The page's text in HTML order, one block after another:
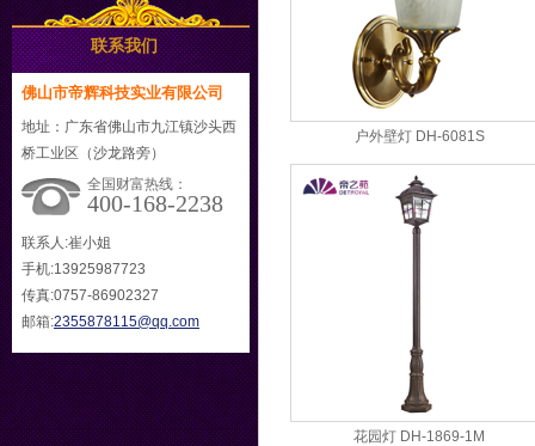
联系我们
佛山市帝辉科技实业有限公司
地址：广东省佛山市九江镇沙头西
桥工业区（沙龙路旁）
全国财富热线：
400-168-2238
联系人:崔小姐
手机:13925987723
传真:0757-86902327
邮箱:2355878115@qq.com
户外壁灯 DH-6081S
花园灯 DH-1869-1M